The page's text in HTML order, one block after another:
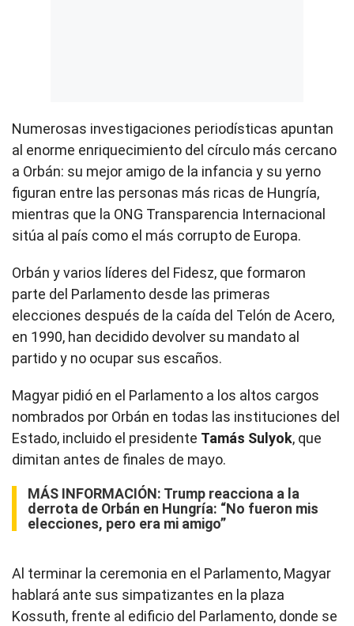
Numerosas investigaciones periodísticas apuntan
al enorme enriquecimiento del círculo más cercano
a Orbán: su mejor amigo de la infancia y su yerno
figuran entre las personas más ricas de Hungría,
mientras que la ONG Transparencia Internacional
sitúa al país como el más corrupto de Europa.
Orbán y varios líderes del Fidesz, que formaron
parte del Parlamento desde las primeras
elecciones después de la caída del Telón de Acero,
en 1990, han decidido devolver su mandato al
partido y no ocupar sus escaños.
Magyar pidió en el Parlamento a los altos cargos
nombrados por Orbán en todas las instituciones del
Estado, incluido el presidente Tamás Sulyok, que
dimitan antes de finales de mayo.
MÁS INFORMACIÓN: Trump reacciona a la
derrota de Orbán en Hungría: “No fueron mis
elecciones, pero era mi amigo”
Al terminar la ceremonia en el Parlamento, Magyar
hablará ante sus simpatizantes en la plaza
Kossuth, frente al edificio del Parlamento, donde se